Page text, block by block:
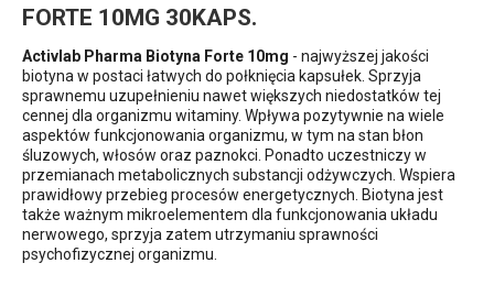
FORTE 10MG 30KAPS.
Activlab Pharma Biotyna Forte 10mg - najwyższej jakości
biotyna w postaci łatwych do połknięcia kapsułek. Sprzyja
sprawnemu uzupełnieniu nawet większych niedostatków tej
cennej dla organizmu witaminy. Wpływa pozytywnie na wiele
aspektów funkcjonowania organizmu, w tym na stan błon
śluzowych, włosów oraz paznokci. Ponadto uczestniczy w
przemianach metabolicznych substancji odżywczych. Wspiera
prawidłowy przebieg procesów energetycznych. Biotyna jest
także ważnym mikroelementem dla funkcjonowania układu
nerwowego, sprzyja zatem utrzymaniu sprawności
psychofizycznej organizmu.